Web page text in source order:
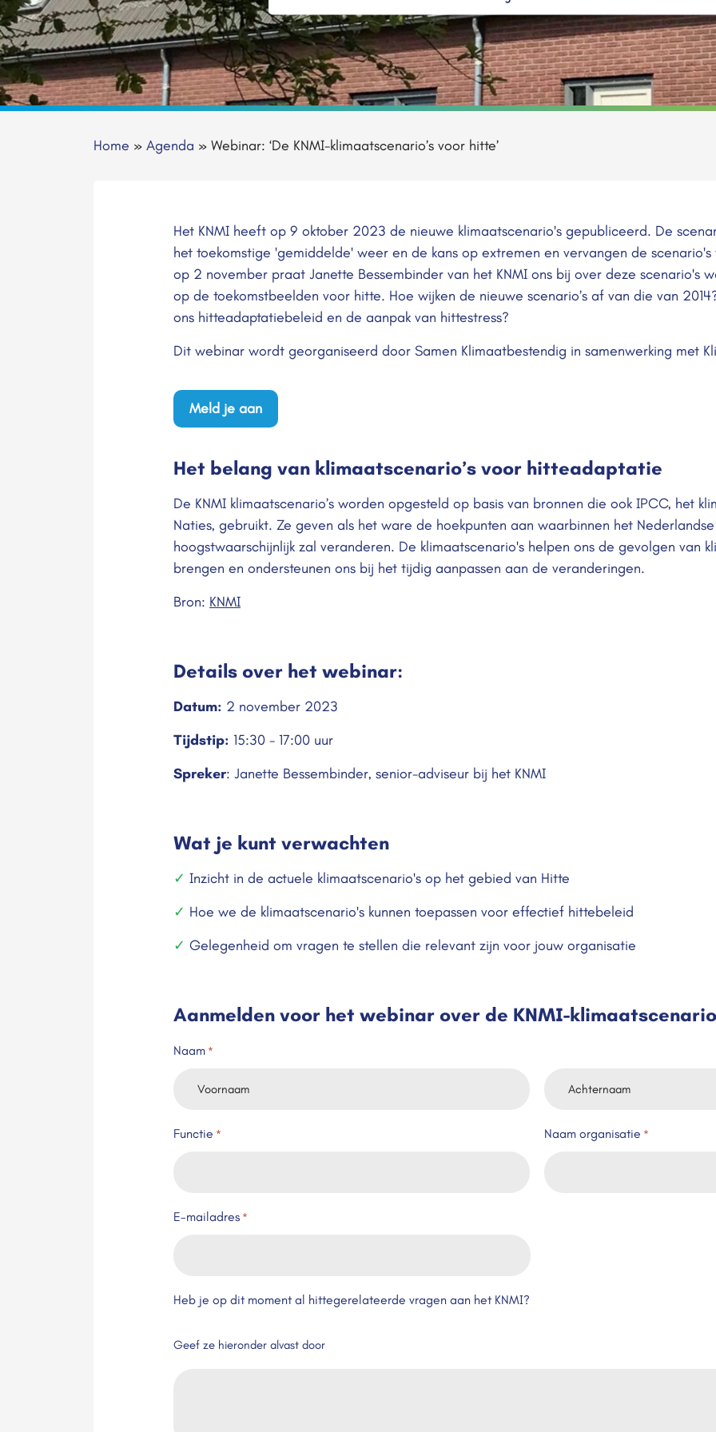
Home » Agenda » Webinar: ‘De KNMI-klimaatscenario’s voor hitte’
Het KNMI heeft op 9 oktober 2023 de nieuwe klimaatscenario's gepubliceerd. De
het toekomstige 'gemiddelde' weer en de kans op extremen en vervangen de scenario's
op 2 november praat Janette Bessembinder van het KNMI ons bij over deze scenario's
op de toekomstbeelden voor hitte. Hoe wijken de nieuwe scenario’s af van die van
ons hitteadaptatiebeleid en de aanpak van hittestress?
Dit webinar wordt georganiseerd door Samen Klimaatbestendig in samenwerking met
Meld je aan
Het belang van klimaatscenario’s voor hitteadaptatie
De KNMI klimaatscenario’s worden opgesteld op basis van bronnen die ook IPCC, het
Naties, gebruikt. Ze geven als het ware de hoekpunten aan waarbinnen het
hoogstwaarschijnlijk zal veranderen. De klimaatscenario's helpen ons de gevolgen van
brengen en ondersteunen ons bij het tijdig aanpassen aan de veranderingen.
Bron: KNMI
Details over het webinar:
Datum: 2 november 2023
Tijdstip: 15:30 - 17:00 uur
Spreker: Janette Bessembinder, senior-adviseur bij het KNMI
Wat je kunt verwachten
✓ Inzicht in de actuele klimaatscenario's op het gebied van Hitte
✓ Hoe we de klimaatscenario's kunnen toepassen voor effectief hittebeleid
✓ Gelegenheid om vragen te stellen die relevant zijn voor jouw organisatie
Aanmelden voor het webinar over de KNMI-
Naam *
Functie * Naam organisatie *
E-mailadres *
Heb je op dit moment al hittegerelateerde vragen aan het KNMI?
Geef ze hieronder alvast door